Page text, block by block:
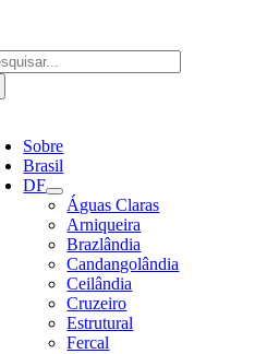
o
conteúdo
Sobre
Brasil
DF
Águas Claras
Arniqueira
Brazlândia
Candangolândia
Ceilândia
Cruzeiro
Estrutural
Fercal